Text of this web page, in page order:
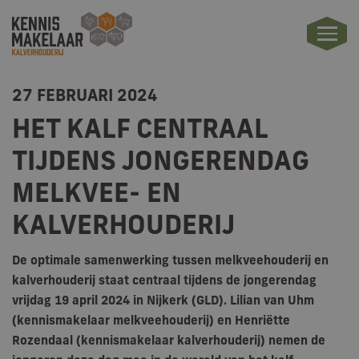
27 FEBRUARI 2024
HET KALF CENTRAAL
TIJDENS JONGERENDAG
MELKVEE- EN
KALVERHOUDERIJ
De optimale samenwerking tussen melkveehouderij en
kalverhouderij staat centraal tijdens de jongerendag
vrijdag 19 april 2024 in Nijkerk (GLD). Lilian van Uhm
(kennismakelaar melkveehouderij) en Henriëtte
Rozendaal (kennismakelaar kalverhouderij) nemen de